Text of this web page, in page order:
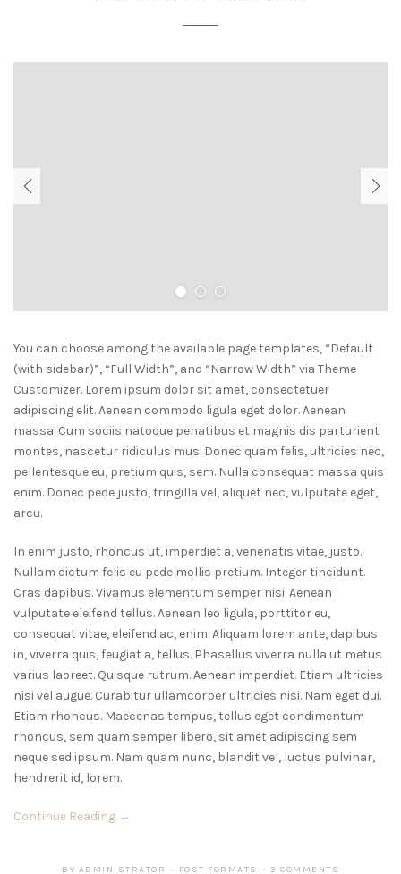
You can choose among the available page templates, “Default
(with sidebar)”, “Full Width”, and “Narrow Width” via Theme
Customizer. Lorem ipsum dolor sit amet, consectetuer
adipiscing elit. Aenean commodo ligula eget dolor. Aenean
massa. Cum sociis natoque penatibus et magnis dis parturient
montes, nascetur ridiculus mus. Donec quam felis, ultricies nec,
pellentesque eu, pretium quis, sem. Nulla consequat massa quis
enim. Donec pede justo, fringilla vel, aliquet nec, vulputate eget,
arcu.
In enim justo, rhoncus ut, imperdiet a, venenatis vitae, justo.
Nullam dictum felis eu pede mollis pretium. Integer tincidunt.
Cras dapibus. Vivamus elementum semper nisi. Aenean
vulputate eleifend tellus. Aenean leo ligula, porttitor eu,
consequat vitae, eleifend ac, enim. Aliquam lorem ante, dapibus
in, viverra quis, feugiat a, tellus. Phasellus viverra nulla ut metus
varius laoreet. Quisque rutrum. Aenean imperdiet. Etiam ultricies
nisi vel augue. Curabitur ullamcorper ultricies nisi. Nam eget dui.
Etiam rhoncus. Maecenas tempus, tellus eget condimentum
rhoncus, sem quam semper libero, sit amet adipiscing sem
neque sed ipsum. Nam quam nunc, blandit vel, luctus pulvinar,
hendrerit id, lorem.
Continue Reading →
BY ADMINISTRATOR POST FORMATS 3 COMMENTS